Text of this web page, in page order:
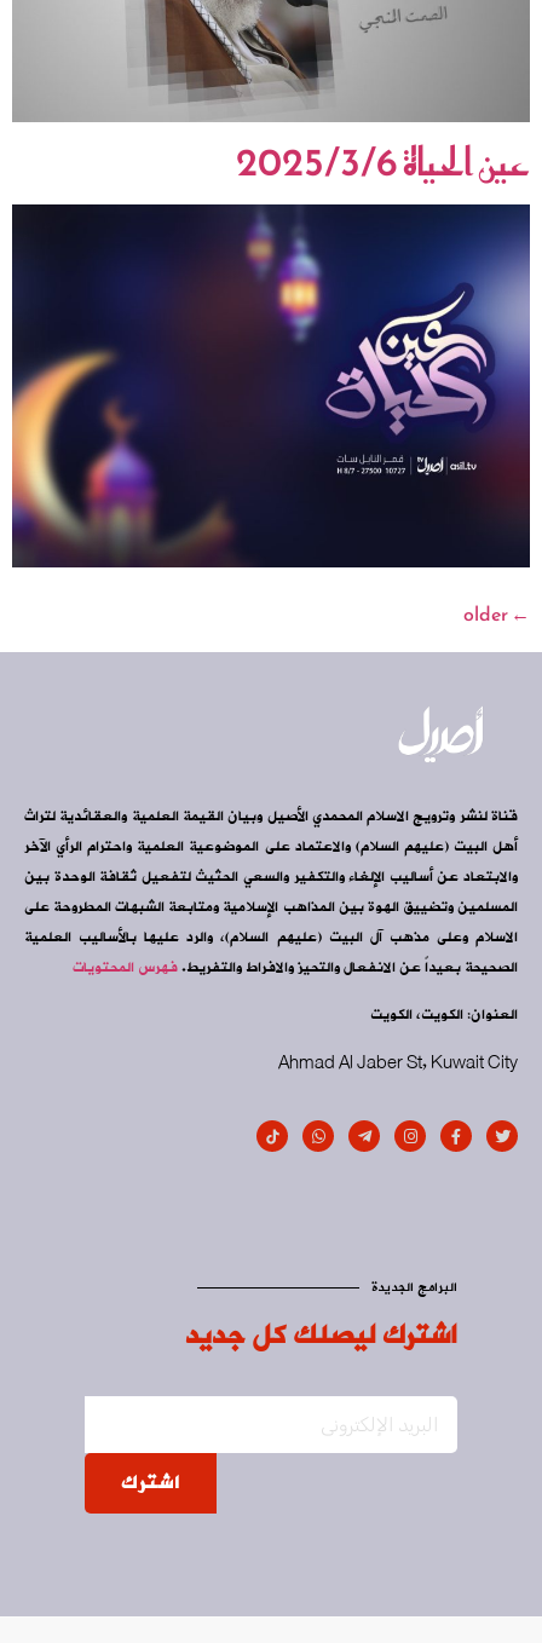
عين الحياة 2025/3/6
←
قناة لنشر وترويج الاسلام المحمدي الأصيل وبيان القيمة العلمية والعقائدية لتراث
أهل البيت (عليهم السلام) والاعتماد على الموضوعية العلمية واحترام الرأي الآخر
والابتعاد عن أساليب الإلغاء والتكفير والسعي الحثيث لتفعيل ثقافة الوحدة بين
المسلمين وتضييق الهوة بين المذاهب الإسلامية ومتابعة الشبهات المطروحة على
الاسلام وعلى مذهب آل البيت (عليهم السلام)، والرد عليها بالأساليب العلمية
الصحيحة بعيداً عن الانفعال والتحيز والافراط والتفريط.فهرس المحتويات
العنوان: الكويت، الكويت
Ahmad Al Jaber St, Kuwait City
البرامج الجديدة
اشترك ليصلك كل جديد
اشترك